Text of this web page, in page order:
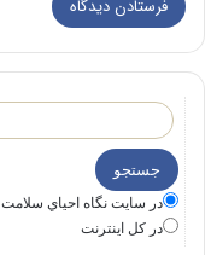
در سايت نگاه احياي سلامت
در كل اينترنت